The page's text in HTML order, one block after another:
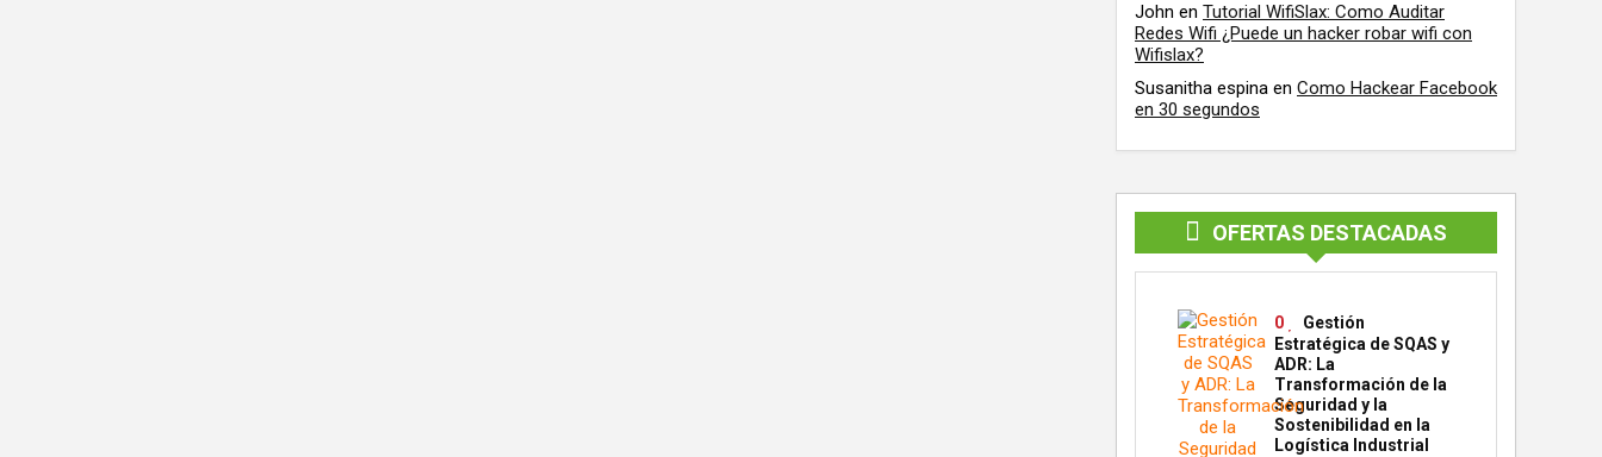
John en Tutorial WifiSlax: Como Auditar
Redes Wifi ¿Puede un hacker robar wifi con
Wifislax?
Susanitha espina en Como Hackear Facebook
en 30 segundos
OFERTAS DESTACADAS
0
Gestión
Estratégica de SQAS y
ADR: La
Transformación de la
Seguridad y la
Sostenibilidad en la
Logística Industrial